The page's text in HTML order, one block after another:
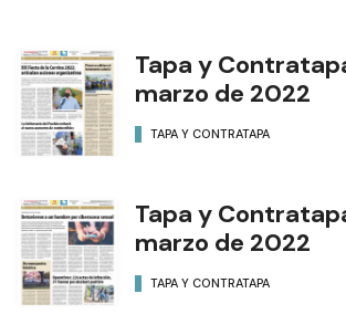
Tapa y
marzo de 2022
TAPA Y CONTRATAPA
Tapa y
marzo de 2022
TAPA Y CONTRATAPA